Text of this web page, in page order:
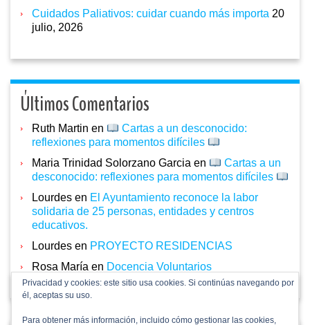
Cuidados Paliativos: cuidar cuando más importa 20
julio, 2026
Últimos Comentarios
Ruth Martin en
Cartas a un desconocido:
reflexiones para momentos difíciles
Maria Trinidad Solorzano Garcia en
Cartas a un
desconocido: reflexiones para momentos difíciles
Lourdes en El Ayuntamiento reconoce la labor
solidaria de 25 personas, entidades y centros
educativos.
Lourdes en PROYECTO RESIDENCIAS
Rosa María en Docencia Voluntarios
Privacidad y cookies: este sitio usa cookies. Si continúas navegando por
él, aceptas su uso.
Para obtener más información, incluido cómo gestionar las cookies,